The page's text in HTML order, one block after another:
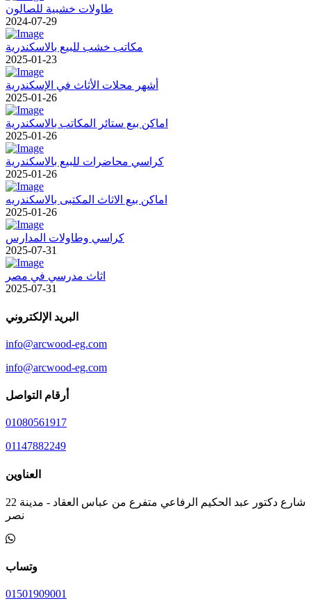
طاولات خشبية للصالون
2024-07-29
مكاتب خشب للبيع بالاسكندرية
2025-01-23
أشهر محلات الأثاث في الإسكندرية
2025-01-26
اماكن بيع ستائر المكاتب بالاسكندرية
2025-01-26
كراسي محاضرات للبيع بالاسكندرية
2025-01-26
اماكن بيع الاثاث المكتبى بالاسكندريه
2025-01-26
كراسي وطاولات المدارس
2025-07-31
اثاث مدرسي في مصر
2025-07-31
البريد الإلكتروني
info@arcwood-eg.com
info@arcwood-eg.com
أرقام التواصل
01080561917
01147882249
العناوين
22 شارع دكتور عبد الحكيم الرفاعي متفرع من عباس العقاد - مدينة
نصر
وتساب
01501909001